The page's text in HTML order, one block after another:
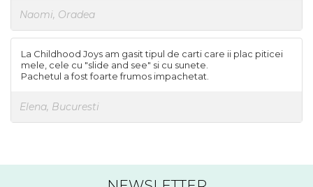
Naomi, Oradea
La Childhood Joys am gasit tipul de carti care ii plac piticei
mele, cele cu "slide and see" si cu sunete.
Pachetul a fost foarte frumos impachetat.
Elena, Bucuresti